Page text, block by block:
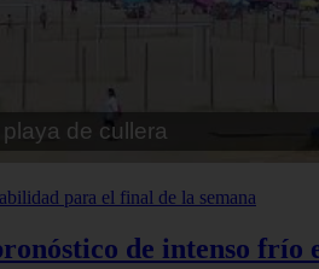
de intenso frío